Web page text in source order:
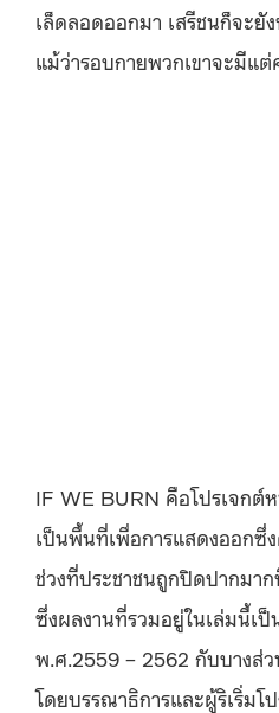
เล็ดลอดออกมา เสรีชนก็จะ
แม้ว่ารอบกายพวกเขาจะมีแต่
IF WE BURN คือโปรเจกต์
เป็นพื้นที่เพื่อการแสดงออกซึ่
ช่วงที่ประชาชนถูกปิดปากมา
ซึ่งผลงานที่รวมอยู่ในเล่มนี้เป็
พ.ศ.2559 – 2562 กับบางส่
โดยบรรณาธิการและผู้ริเริ่มโ